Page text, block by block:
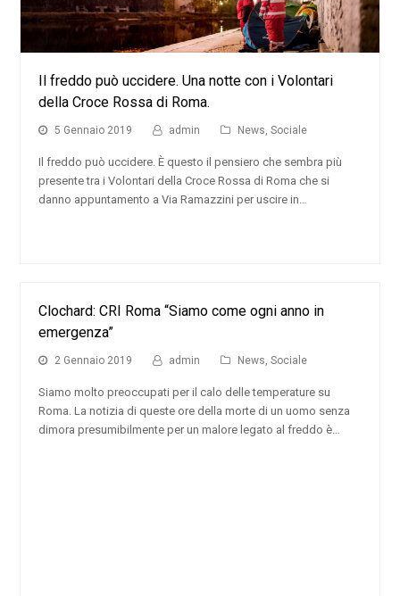
Il freddo può uccidere. Una notte con i Volontari
della Croce Rossa di Roma.
5 Gennaio 2019 admin News, Sociale
Il freddo può uccidere. È questo il pensiero che sembra più
presente tra i Volontari della Croce Rossa di Roma che si
danno appuntamento a Via Ramazzini per uscire in…
Clochard: CRI Roma “Siamo come ogni anno in
emergenza”
2 Gennaio 2019 admin News, Sociale
Siamo molto preoccupati per il calo delle temperature su
Roma. La notizia di queste ore della morte di un uomo senza
dimora presumibilmente per un malore legato al freddo è…